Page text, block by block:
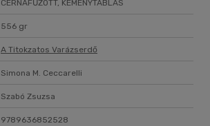
CÉRNAFŰZÖTT, KEMÉNYTÁBLÁS
556 gr
A Titokzatos Varázserdő
Simona M. Ceccarelli
Szabó Zsuzsa
9789636852528